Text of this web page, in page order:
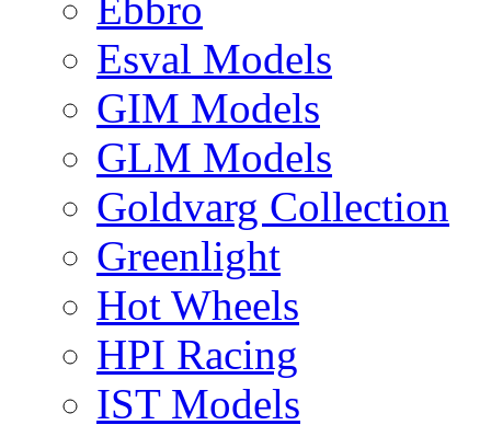
Ebbro
Esval Models
GIM Models
GLM Models
Goldvarg Collection
Greenlight
Hot Wheels
HPI Racing
IST Models